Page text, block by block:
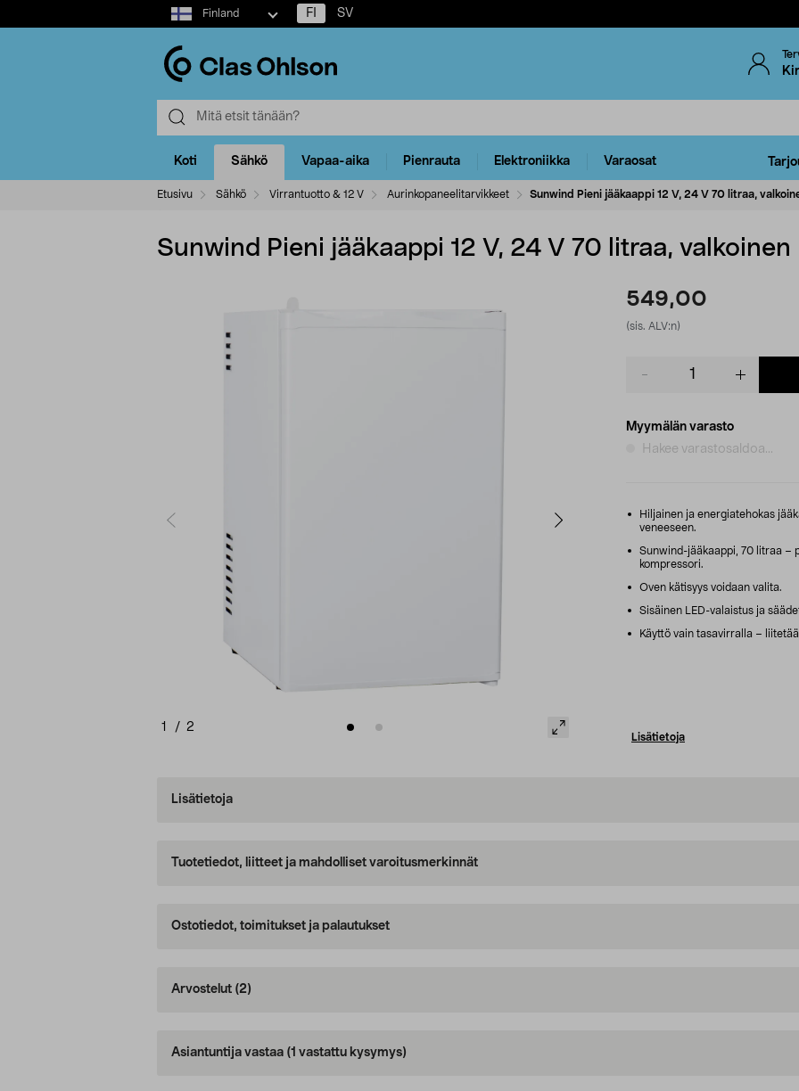
Select
market
Finland FI SV
Koti Sähkö Vapaa-aika Pienrauta Elektroniikka Varaosat
Etusivu Sähkö Virrantuotto & 12 V Aurinkopaneelitarvikkeet Sunwind Pieni jääkaappi 12 V, 24 V 70 litraa,
Sunwind Pieni jääkaappi 12 V, 24 V 70 litraa, valkoinen
1 / 2
549,00
(sis. ALV:n)
Myymälän varasto
Hakee varastosaldoa...
Hiljainen ja energiatehokas
veneeseen.
Sunwind-jääkaappi, 70 litraa –
kompressori.
Oven kätisyys voidaan valita.
Sisäinen LED-valaistus ja
Käyttö vain tasavirralla –
Lisätietoja
Lisätietoja
Tuotetiedot, liitteet ja mahdolliset varoitusmerkinnät
Ostotiedot, toimitukset ja palautukset
Arvostelut (2)
Asiantuntija vastaa (1 vastattu kysymys)